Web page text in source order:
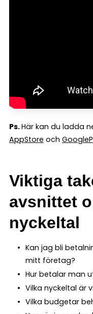
Ps.Här kan du ladda
AppStore och
Viktiga
avsnittet
nyckeltal
Kan jag bli
mitt företag?
Hur betalar man
Vilka nyckeltal är
Vilka budgetar